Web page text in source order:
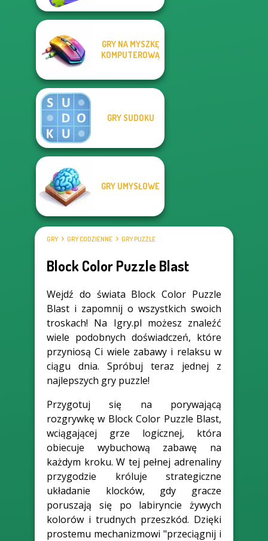
GRY NA MYSZKĘ
KOMPUTEROWĄ
GRY SUDOKU
GRY UMYSŁOWE
GRY GRY CODZIENNE GRY PUZZLE
Block Color Puzzle Blast
Wejdź do świata Block Color Puzzle
Blast i zapomnij o wszystkich swoich
troskach! Na Igry.pl możesz znaleźć
wiele podobnych doświadczeń, które
przyniosą Ci wiele zabawy i relaksu w
ciągu dnia. Spróbuj teraz jednej z
najlepszych gry puzzle!
Przygotuj się na porywającą
rozgrywkę w Block Color Puzzle Blast,
wciągającej grze logicznej, która
obiecuje wybuchową zabawę na
każdym kroku. W tej pełnej adrenaliny
przygodzie króluje strategiczne
układanie klocków, gdy gracze
poruszają się po labiryncie żywych
kolorów i trudnych przeszkód. Dzięki
prostemu mechanizmowi "przeciągnij i